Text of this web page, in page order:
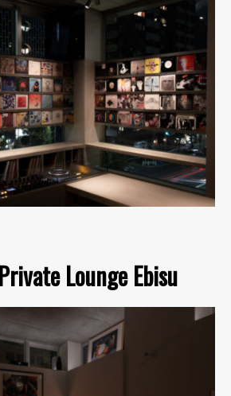
Lounge Ebisu